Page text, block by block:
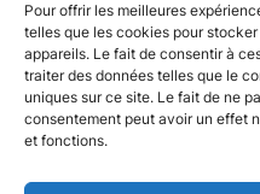
Pour offrir les meilleures
telles que les cookies pour
appareils. Le fait de consentir à
traiter des données telles que le
uniques sur ce site. Le fait de ne
consentement peut avoir un effet
et fonctions.
Notre politique
Nos agences
Nos autres marques